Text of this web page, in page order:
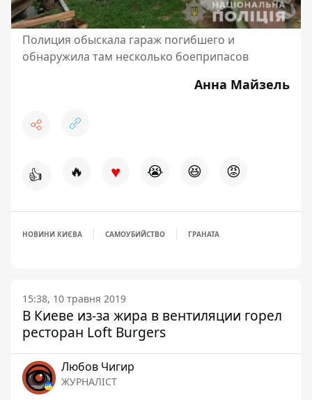
Полиция обыскала гараж погибшего и
обнаружила там несколько боеприпасов
Анна Майзель
👍 🔥 ♥ 😭 😆 😡
НОВИНИ КИЄВА САМОУБИЙСТВО ГРАНАТА
15:38, 10 травня 2019
В Киеве из-за жира в вентиляции горел
ресторан Loft Burgers
Любов Чигир
ЖУРНАЛІСТ